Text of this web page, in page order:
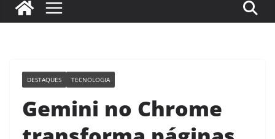
DESTAQUES TECNOLOGIA
Gemini no Chrome